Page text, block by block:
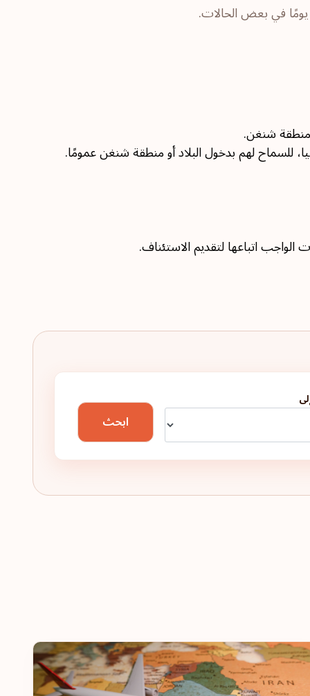
منطقة شنغن.
للسماح لهم بدخول البلاد أو منطقة شنغن عمومًا.
اتباعها لتقديم الاستئناف.
ابحث